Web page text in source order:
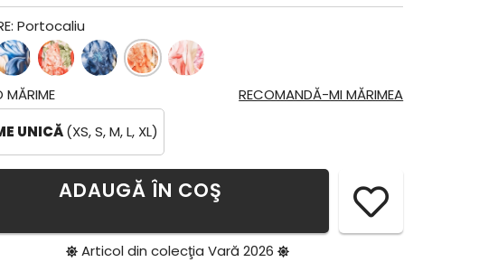
Portocaliu
RECOMANDĂ-MI MĂRIMEA
MĂRIME
UNICĂ(XS, S, M, L, XL)
ADAUGĂ ÎN COŞ
Articol din colecţia Vară 2026